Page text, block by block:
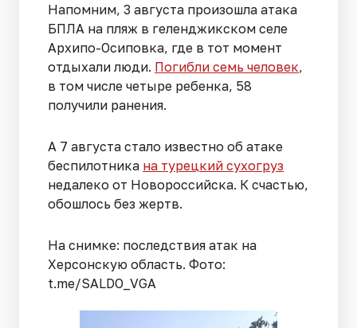
Напомним, 3 августа произошла атака
БПЛА на пляж в геленджикском селе
Архипо-Осиповка, где в тот момент
отдыхали люди. Погибли семь человек,
в том числе четыре ребенка, 58
получили ранения.
А 7 августа стало известно об атаке
беспилотника на турецкий сухогруз
недалеко от Новороссийска. К счастью,
обошлось без жертв.
На снимке: последствия атак на
Херсонскую область. Фото:
t.me/SALDO_VGA